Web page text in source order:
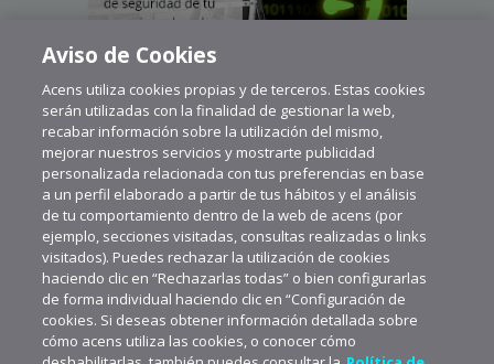
Aviso de Cookies
Acens utiliza cookies propias y de terceros. Estas cookies
serán utilizadas con la finalidad de gestionar la web,
recabar información sobre la utilización del mismo,
mejorar nuestros servicios y mostrarte publicidad
personalizada relacionada con tus preferencias en base
a un perfil elaborado a partir de tus hábitos y el análisis
de tu comportamiento dentro de la web de acens (por
ejemplo, secciones visitadas, consultas realizadas o links
visitados). Puedes rechazar la utilización de cookies
haciendo clic en “Rechazarlas todas” o bien configurarlas
de forma individual haciendo clic en “Configuración de
cookies. Si deseas obtener información detallada sobre
cómo acens utiliza las cookies, o conocer cómo